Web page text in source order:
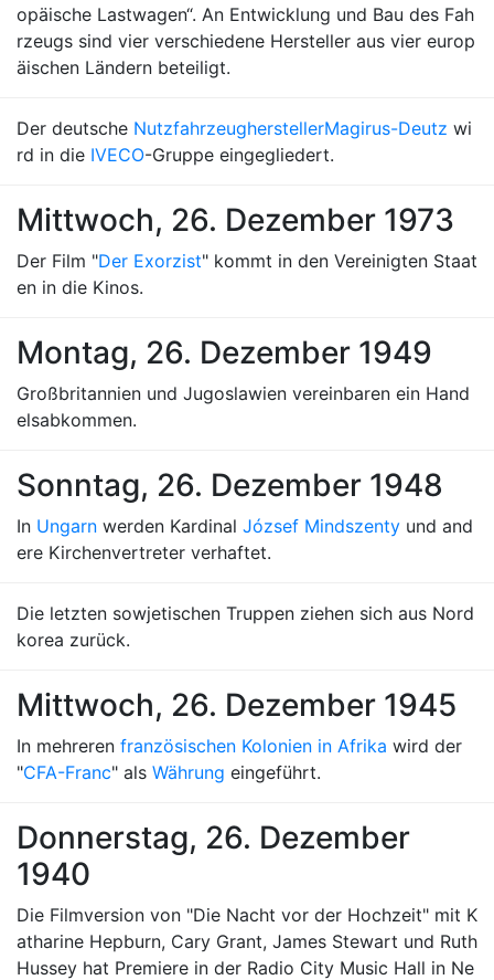
opäische Lastwagen“. An Entwicklung und Bau des Fah
rzeugs sind vier verschiedene Hersteller aus vier europ
äischen Ländern beteiligt.
Der deutsche NutzfahrzeugherstellerMagirus-Deutz wi
rd in die IVECO-Gruppe eingegliedert.
Mittwoch, 26. Dezember 1973
Der Film "Der Exorzist" kommt in den Vereinigten Staat
en in die Kinos.
Montag, 26. Dezember 1949
Großbritannien und Jugoslawien vereinbaren ein Hand
elsabkommen.
Sonntag, 26. Dezember 1948
In Ungarn werden Kardinal József Mindszenty und and
ere Kirchenvertreter verhaftet.
Die letzten sowjetischen Truppen ziehen sich aus Nord
korea zurück.
Mittwoch, 26. Dezember 1945
In mehreren französischen Kolonien in Afrika wird der
"CFA-Franc" als Währung eingeführt.
Donnerstag, 26. Dezember
1940
Die Filmversion von "Die Nacht vor der Hochzeit" mit K
atharine Hepburn, Cary Grant, James Stewart und Ruth
Hussey hat Premiere in der Radio City Music Hall in Ne